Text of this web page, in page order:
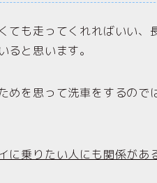
ても走ってくれればいい
ると思います。
めを思って洗車をするの
に乗りたい人にも関係があ